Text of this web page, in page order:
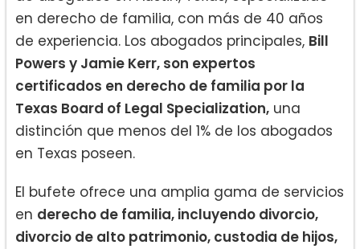
en derecho de familia, con más de 40 años
de experiencia. Los abogados principales, Bill
Powers y Jamie Kerr, son expertos
certificados en derecho de familia por la
Texas Board of Legal Specialization, una
distinción que menos del 1% de los abogados
en Texas poseen.
El bufete ofrece una amplia gama de servicios
en derecho de familia, incluyendo divorcio,
divorcio de alto patrimonio, custodia de hijos,